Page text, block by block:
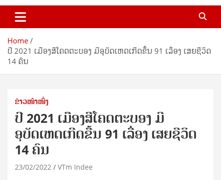
Home
ປີ 2021 ເມືອງສີໂຄດຕະບອງ ມີອຸບັດເຫດເກີດຂື້ນ 91 ເລື່ອງ ເສຍຊີວິດ
14 ຄົນ
ຂ່າວໜ້າໜຶ່ງ
ປີ 2021 ເມືອງສີໂຄດຕະບອງ ມີ
ອຸບັດເຫດເກີດຂື້ນ 91 ເລື່ອງ ເສຍຊີວິດ
14 ຄົນ
23/02/2022 VTm Indee